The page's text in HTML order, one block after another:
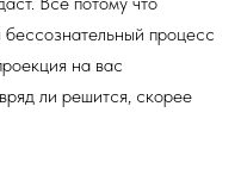
процесс
на вас
ли решится, скорее